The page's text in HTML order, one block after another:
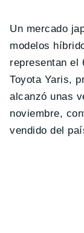
Un mercado
modelos
representan el
Toyota Yaris,
alcanzó unas
noviembre,
vendido del